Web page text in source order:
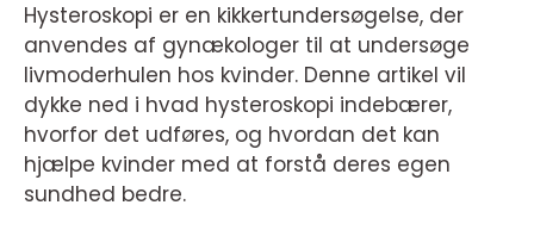
Hysteroskopi er en kikkertundersøgelse, der
anvendes af gynækologer til at undersøge
livmoderhulen hos kvinder. Denne artikel vil
dykke ned i hvad hysteroskopi indebærer,
hvorfor det udføres, og hvordan det kan
hjælpe kvinder med at forstå deres egen
sundhed bedre.